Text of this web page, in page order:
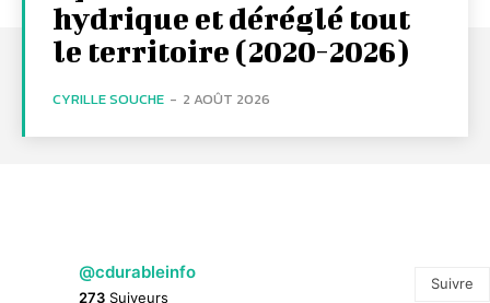
hydrique et déréglé tout
le territoire (2020-2026)
CYRILLE SOUCHE - 2 AOÛT 2026
@cdurableinfo
273 Suiveurs
Suivre